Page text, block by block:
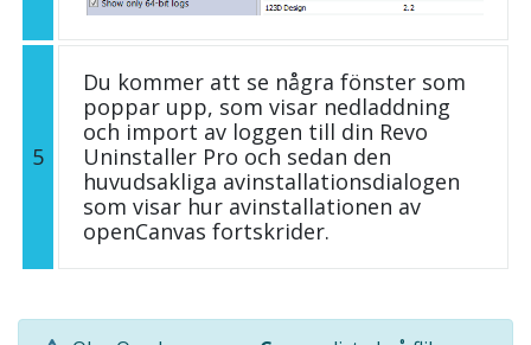
5
Du kommer att se några fönster som
poppar upp, som visar nedladdning
och import av loggen till din Revo
Uninstaller Pro och sedan den
huvudsakliga avinstallationsdialogen
som visar hur avinstallationen av
openCanvas fortskrider.